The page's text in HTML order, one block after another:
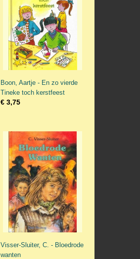
Boon, Aartje - En zo vierde
Tineke toch kerstfeest
€ 3,75
Visser-Sluiter, C. - Bloedrode
wanten